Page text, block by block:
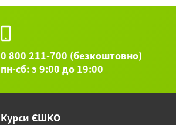
0 800 211-700 (безкоштовно)
пн-сб: з 9:00 до 19:00
Курси ЄШКО